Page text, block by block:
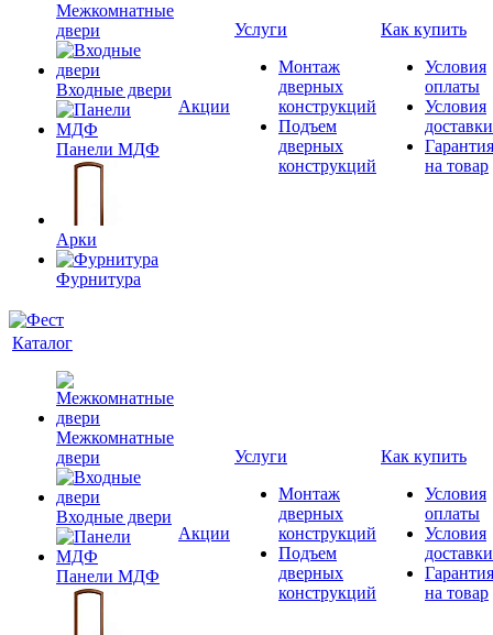
Межкомнатные
двери
Входные двери
Панели МДФ
Арки
Фурнитура
Акции
Услуги
Монтаж
дверных
конструкций
Подъем
дверных
конструкций
Как купить
Условия
оплаты
Условия
доставки
Гарантия
на товар
Каталог
Межкомнатные
двери
Входные двери
Панели МДФ
Акции
Услуги
Монтаж
дверных
конструкций
Подъем
дверных
конструкций
Как купить
Условия
оплаты
Условия
доставки
Гарантия
на товар